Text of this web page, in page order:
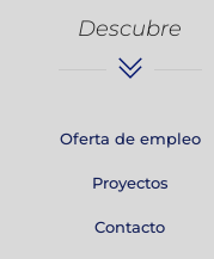
Descubre
Oferta de empleo
Proyectos
Contacto